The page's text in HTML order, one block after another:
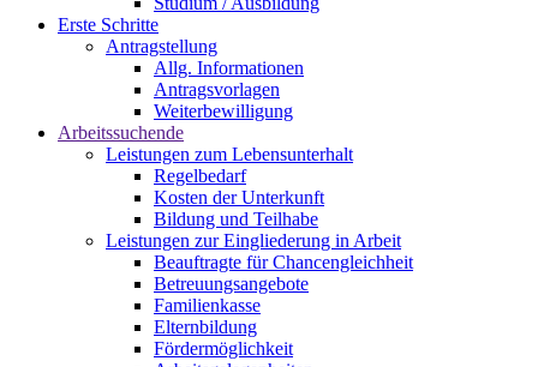
Erste Schritte
Antragstellung
Allg. Informationen
Antragsvorlagen
Weiterbewilligung
Arbeitssuchende
Leistungen zum Lebensunterhalt
Regelbedarf
Kosten der Unterkunft
Bildung und Teilhabe
Leistungen zur Eingliederung in Arbeit
Beauftragte für Chancengleichheit
Betreuungsangebote
Familienkasse
Elternbildung
Fördermöglichkeit